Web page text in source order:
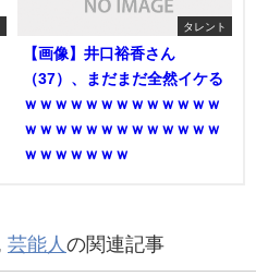
タレント
【画像】井口裕香さん
（37）、まだまだ全然イケる
ｗｗｗｗｗｗｗｗｗｗｗｗｗ
ｗｗｗｗｗｗｗｗｗｗｗｗｗ
ｗｗｗｗｗｗｗ
芸能人 の関連記事